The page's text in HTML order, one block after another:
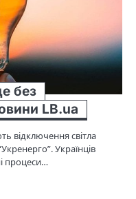
без
LB.ua
відключення світла
Українців
процеси…